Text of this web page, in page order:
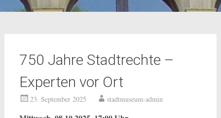
750 Jahre Stadtrechte –
Experten vor Ort
23. September 2025 stadtmuseum-admin